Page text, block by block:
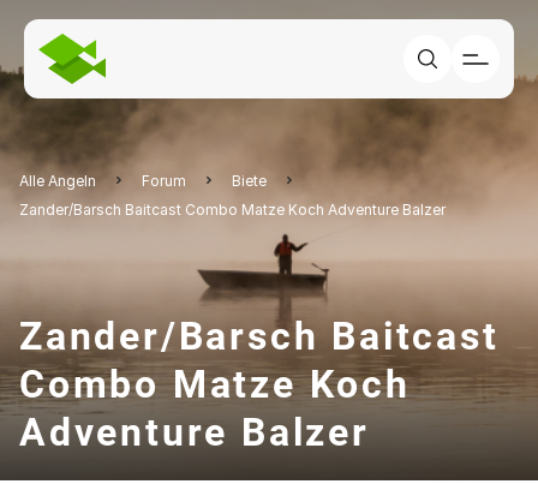
Alle Angeln Forum
Biete
Zander/Barsch Baitcast Combo Matze Koch Adventure Balzer
Zander/Barsch Baitcast
Combo Matze Koch
Adventure Balzer